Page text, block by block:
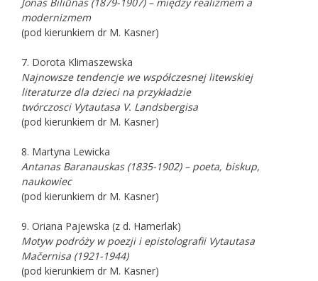
modernizmem
(pod kierunkiem dr M. Kasner)
7. Dorota Klimaszewska
Najnowsze tendencje we współczesnej litewskiej
literaturze dla dzieci na przykładzie
twórczosci Vytautasa V. Landsbergisa
(pod kierunkiem dr M. Kasner)
8. Martyna Lewicka
Antanas Baranauskas (1835-1902) – poeta, biskup,
naukowiec
(pod kierunkiem dr M. Kasner)
9. Oriana Pajewska (z d. Hamerlak)
Motyw podróży w poezji i epistolografii Vytautasa
Mačernisa (1921-1944)
(pod kierunkiem dr M. Kasner)